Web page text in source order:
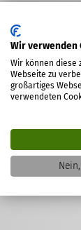
Wir verwenden
Wir können diese
Webseite zu
großartiges
verwendeten